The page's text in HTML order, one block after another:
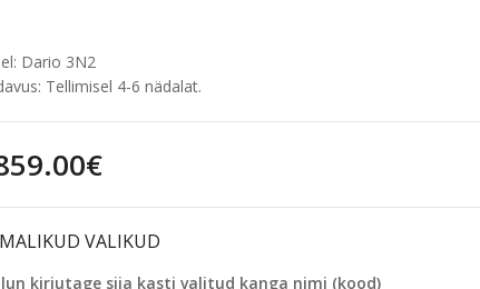
Dario 3N2
Tellimisel 4-6 nädalat.
VALIKUD
kirjutage siia kasti valitud kanga nimi (kood)